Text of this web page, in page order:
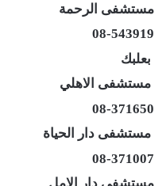
مستشفى الرحمة
08-543919
بعلبك
مستشفى الاهلي
08-371650
مستشفى دار الحياة
08-371007